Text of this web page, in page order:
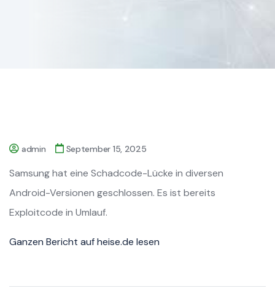
admin September 15, 2025
Samsung hat eine Schadcode-Lücke in diversen
Android-Versionen geschlossen. Es ist bereits
Exploitcode in Umlauf.
Ganzen Bericht auf heise.de lesen